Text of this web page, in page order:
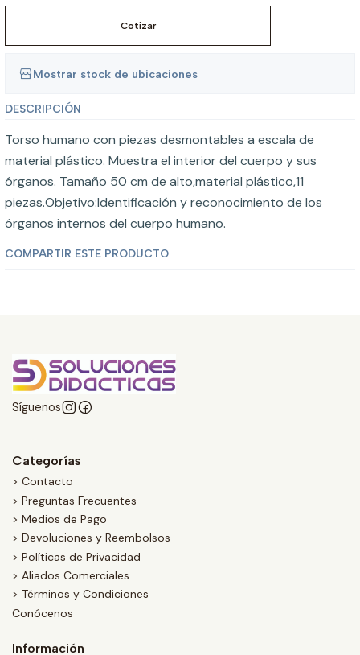
Cotizar
Mostrar stock de ubicaciones
DESCRIPCIÓN
Torso humano con piezas desmontables a escala de
material plástico. Muestra el interior del cuerpo y sus
órganos. Tamaño 50 cm de alto,material plástico,11
piezas.Objetivo:Identificación y reconocimiento de los
órganos internos del cuerpo humano.
COMPARTIR ESTE PRODUCTO
Síguenos
Categorías
> Contacto
> Preguntas Frecuentes
> Medios de Pago
> Devoluciones y Reembolsos
> Políticas de Privacidad
> Aliados Comerciales
> Términos y Condiciones
Conócenos
Información